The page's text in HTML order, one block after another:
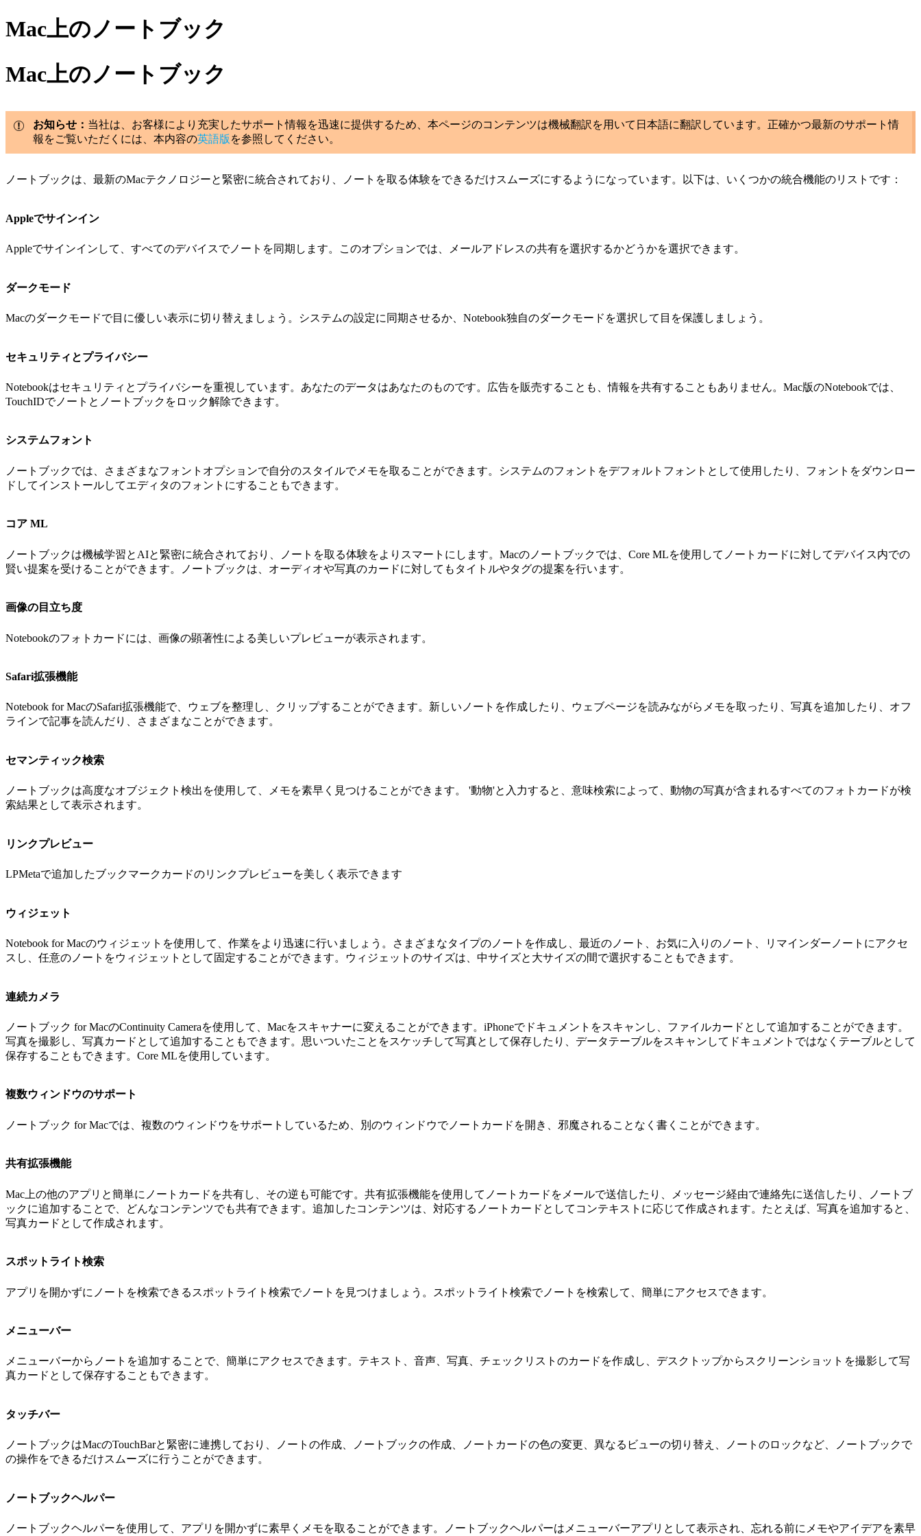
Mac上のノートブック
Mac上のノートブック
お知らせ： 当社は、お客様により充実したサポート情報を迅速に提供するため、本ページのコンテンツは機械翻訳を用いて日本語に翻訳しています。正確かつ最新のサポート情
報をご覧いただくには、本内容の英語版 を参照してください。
ノートブックは、最新のMacテクノロジーと緊密に統合されており、ノートを取る体験をできるだけスムーズにするようになっています。以下は、いくつかの統合機能のリストです：
Appleでサインイン
Appleでサインインして、すべてのデバイスでノートを同期します。このオプションでは、メールアドレスの共有を選択するかどうかを選択できます。
ダークモード
Macのダークモードで目に優しい表示に切り替えましょう。システムの設定に同期させるか、Notebook独自のダークモードを選択して目を保護しましょう。
セキュリティとプライバシー
Notebookはセキュリティとプライバシーを重視しています。あなたのデータはあなたのものです。広告を販売することも、情報を共有することもありません。Mac版のNotebookでは、
TouchIDでノートとノートブックをロック解除できます。
システムフォント
ノートブックでは、さまざまなフォントオプションで自分のスタイルでメモを取ることができます。システムのフォントをデフォルトフォントとして使用したり、フォントをダウンロー
ドしてインストールしてエディタのフォントにすることもできます。
コア ML
ノートブックは機械学習とAIと緊密に統合されており、ノートを取る体験をよりスマートにします。Macのノートブックでは、Core MLを使用してノートカードに対してデバイス内での
賢い提案を受けることができます。ノートブックは、オーディオや写真のカードに対してもタイトルやタグの提案を行います。
画像の目立ち度
Notebookのフォトカードには、画像の顕著性による美しいプレビューが表示されます。
Safari拡張機能
Notebook for MacのSafari拡張機能で、ウェブを整理し、クリップすることができます。新しいノートを作成したり、ウェブページを読みながらメモを取ったり、写真を追加したり、オフ
ラインで記事を読んだり、さまざまなことができます。
セマンティック検索
ノートブックは高度なオブジェクト検出を使用して、メモを素早く見つけることができます。 '動物'と入力すると、意味検索によって、動物の写真が含まれるすべてのフォトカードが検
索結果として表示されます。
リンクプレビュー
LPMetaで追加したブックマークカードのリンクプレビューを美しく表示できます
ウィジェット
Notebook for Macのウィジェットを使用して、作業をより迅速に行いましょう。さまざまなタイプのノートを作成し、最近のノート、お気に入りのノート、リマインダーノートにアクセ
スし、任意のノートをウィジェットとして固定することができます。ウィジェットのサイズは、中サイズと大サイズの間で選択することもできます。
連続カメラ
ノートブック for MacのContinuity Cameraを使用して、Macをスキャナーに変えることができます。iPhoneでドキュメントをスキャンし、ファイルカードとして追加することができます。
写真を撮影し、写真カードとして追加することもできます。思いついたことをスケッチして写真として保存したり、データテーブルをスキャンしてドキュメントではなくテーブルとして
保存することもできます。Core MLを使用しています。
複数ウィンドウのサポート
ノートブック for Macでは、複数のウィンドウをサポートしているため、別のウィンドウでノートカードを開き、邪魔されることなく書くことができます。
共有拡張機能
Mac上の他のアプリと簡単にノートカードを共有し、その逆も可能です。共有拡張機能を使用してノートカードをメールで送信したり、メッセージ経由で連絡先に送信したり、ノートブ
ックに追加することで、どんなコンテンツでも共有できます。追加したコンテンツは、対応するノートカードとしてコンテキストに応じて作成されます。たとえば、写真を追加すると、
写真カードとして作成されます。
スポットライト検索
アプリを開かずにノートを検索できるスポットライト検索でノートを見つけましょう。スポットライト検索でノートを検索して、簡単にアクセスできます。
メニューバー
メニューバーからノートを追加することで、簡単にアクセスできます。テキスト、音声、写真、チェックリストのカードを作成し、デスクトップからスクリーンショットを撮影して写
真カードとして保存することもできます。
タッチバー
ノートブックはMacのTouchBarと緊密に連携しており、ノートの作成、ノートブックの作成、ノートカードの色の変更、異なるビューの切り替え、ノートのロックなど、ノートブックで
の操作をできるだけスムーズに行うことができます。
ノートブックヘルパー
ノートブックヘルパーを使用して、アプリを開かずに素早くメモを取ることができます。ノートブックヘルパーはメニューバーアプリとして表示され、忘れる前にメモやアイデアを素早